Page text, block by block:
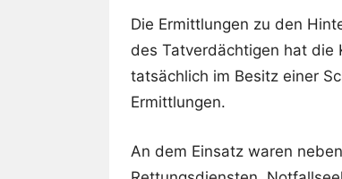
Die Ermittlungen zu den
des Tatverdächtigen hat die
tatsächlich im Besitz einer
Ermittlungen.
An dem Einsatz waren